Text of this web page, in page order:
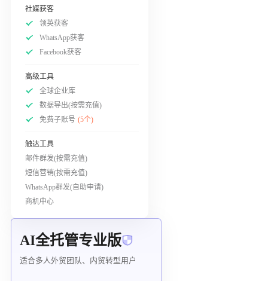
社媒获客
领英获客
WhatsApp获客
Facebook获客
高级工具
全球企业库
数据导出(按需充值)
免费子账号 (5个)
触达工具
邮件群发(按需充值)
短信营销(按需充值)
WhatsApp群发(自助申请)
商机中心
AI全托管专业版
适合多人外贸团队、内贸转型用户